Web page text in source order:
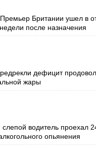
Британии ушел в
после назначения
дефицит
жары
водитель проехал
опьянения